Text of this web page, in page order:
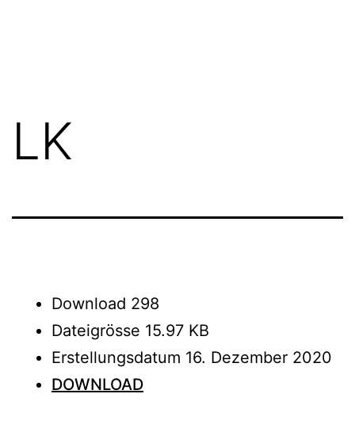
LK
Download 298
Dateigrösse 15.97 KB
Erstellungsdatum 16. Dezember 2020
DOWNLOAD